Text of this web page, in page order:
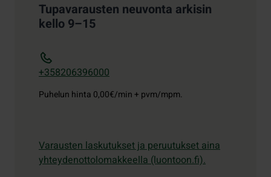
Tupavarausten neuvonta arkisin
kello 9–15
+358206396000
Puhelun hinta 0,00€/min + pvm/mpm.
Varausten laskutukset ja peruutukset aina
yhteydenottolomakkeella (luontoon.fi).